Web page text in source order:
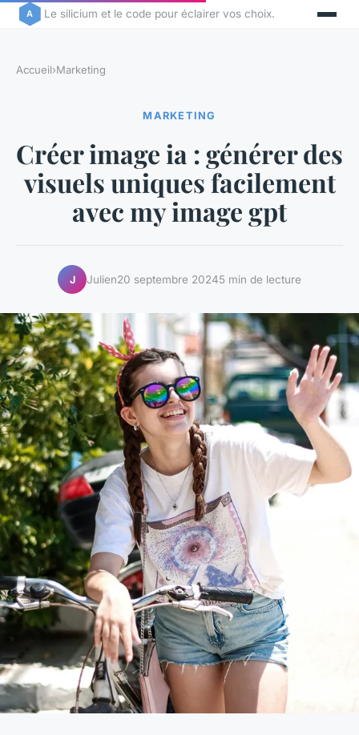
Le silicium et le code pour éclairer vos choix.
Accueil›Marketing
MARKETING
Créer image ia : générer des
visuels uniques facilement
avec my image gpt
J Julien20 septembre 20245 min de lecture